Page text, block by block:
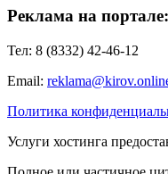
Реклама на портале:
Тел: 8 (8332) 42-46-12
Email:
Политика
Услуги хостинга